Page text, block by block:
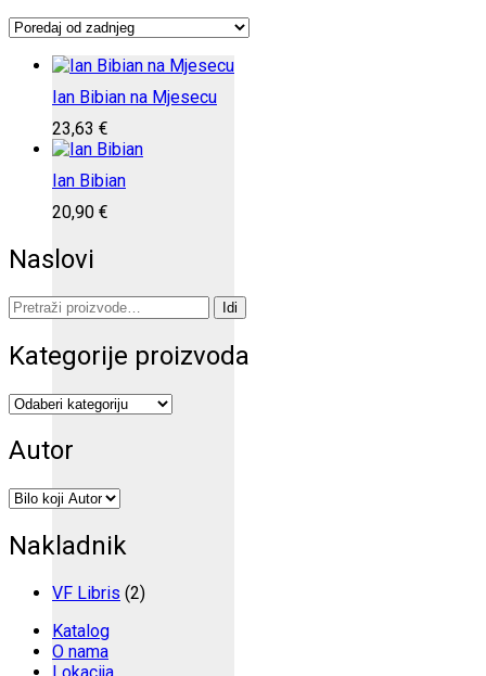
Ian Bibian na Mjesecu
23,63 €
Ian Bibian
20,90 €
Naslovi
Pretraži: Idi
Kategorije proizvoda
Autor
Nakladnik
VF Libris (2)
Katalog
O nama